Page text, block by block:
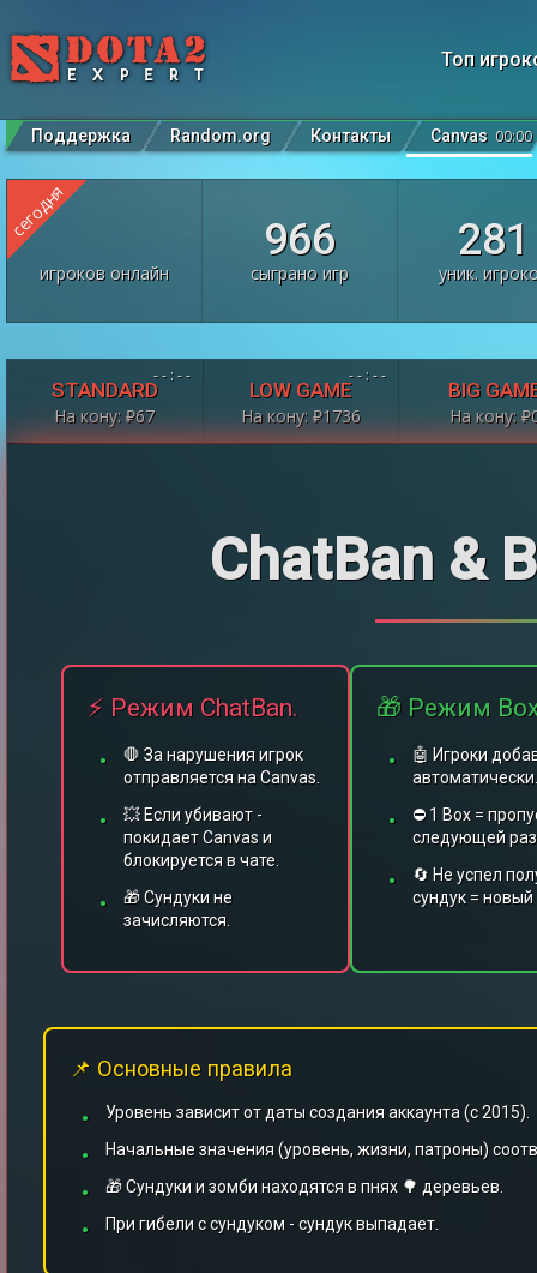
Топ
Поддержка Random.org Контакты Canvas 00:00
сегодня
игроков онлайн
966
сыграно игр
281
уник.
STANDARD
На кону:₽67
- -:- -
LOW GAME
На кону: ₽1736
- -:- -
BIG
На кону:₽
ChatBan &
⚡ Режим ChatBan.
🛑 За нарушения игрок
отправляется на Canvas.
💥 Если убивают -
покидает Canvas и
блокируется в чате.
🎁 Сундуки не
зачисляются.
🎁 Режим
🤖 Игроки
⛔ 1 Box =
следующей
🔄 Не успел
сундук =
📌 Основные правила
Уровень зависит от даты создания аккаунта (с 2015).
Начальные значения (уровень, жизни, патроны)
🎁 Сундуки и зомби находятся в пнях 🌳 деревьев.
При гибели с сундуком - сундук выпадает.